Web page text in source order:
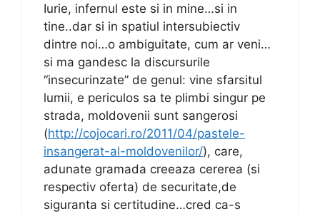
Iurie, infernul este si in mine…si in
tine..dar si in spatiul intersubiectiv
dintre noi…o ambiguitate, cum ar veni…
si ma gandesc la discursurile
“insecurinzate” de genul: vine sfarsitul
lumii, e periculos sa te plimbi singur pe
strada, moldovenii sunt sangerosi
(http://cojocari.ro/2011/04/pastele-
insangerat-al-moldovenilor/), care,
adunate gramada creeaza cererea (si
respectiv oferta) de securitate,de
siguranta si certitudine…cred ca-s